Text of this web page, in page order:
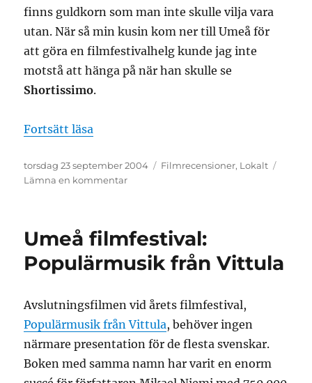
finns guldkorn som man inte skulle vilja vara
utan. När så min kusin kom ner till Umeå för
att göra en filmfestivalhelg kunde jag inte
motstå att hänga på när han skulle se
Shortissimo.
Fortsätt läsa
Publicerat
den
torsdag 23 september 2004 Kategorier
Filmrecensioner, Lokalt
Lämna en kommentartill
(kortfilmer)
Umeå filmfestival:
Populärmusik från Vittula
Avslutningsfilmen vid årets filmfestival,
Populärmusik från Vittula, behöver ingen
närmare presentation för de flesta svenskar.
Boken med samma namn har varit en enorm